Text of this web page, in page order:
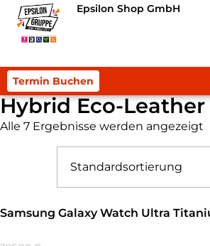
Epsilon Shop GmbH
Termin Buchen
Hybrid Eco-
Alle 7 Ergebnisse werden angezeigt
Samsung Galaxy Watch Ultra